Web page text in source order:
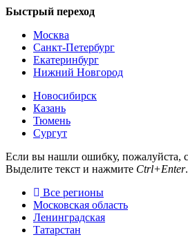
Быстрый переход
Москва
Санкт-Петербург
Екатеринбург
Нижний Новгород
Новосибирск
Казань
Тюмень
Сургут
Если вы нашли ошибку, пожалуйста,
Выделите текст и нажмите Ctrl+Enter.
Все регионы
Московская область
Ленинградская
Татарстан